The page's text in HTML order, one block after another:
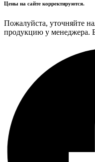
Цены на сайте корректируются.
Пожалуйста, уточняйте
продукцию у менеджера.